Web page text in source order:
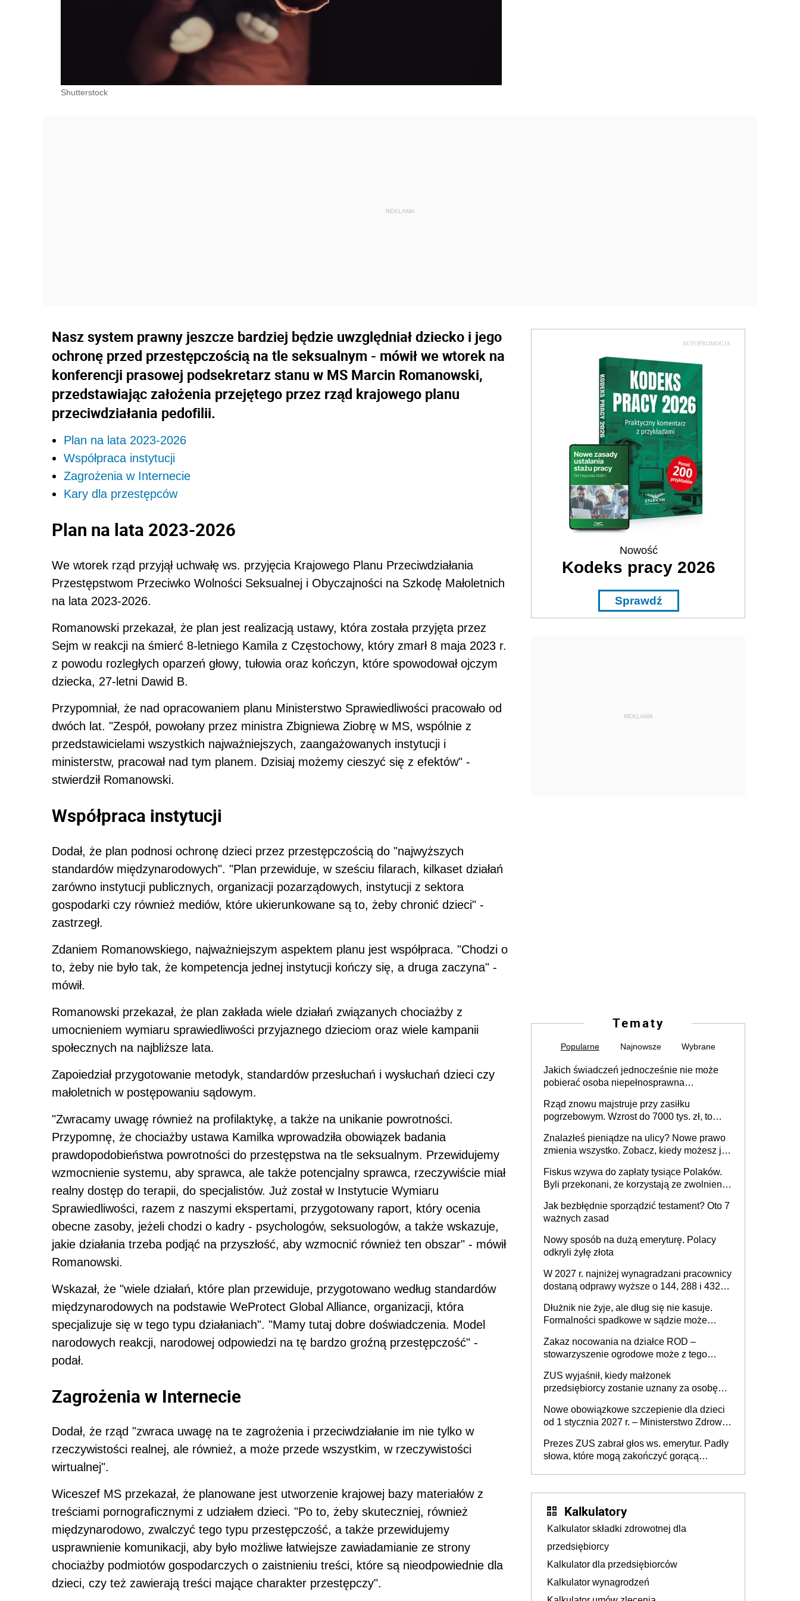
Shutterstock
Nasz system prawny jeszcze bardziej będzie uwzględniał dziecko i jego
ochronę przed przestępczością na tle seksualnym - mówił we wtorek na
konferencji prasowej podsekretarz stanu w MS Marcin Romanowski,
przedstawiając założenia przejętego przez rząd krajowego planu
przeciwdziałania pedofilii.
Plan na lata 2023-2026
Współpraca instytucji
Zagrożenia w Internecie
Kary dla przestępców
Plan na lata 2023-2026
We wtorek rząd przyjął uchwałę ws. przyjęcia Krajowego Planu Przeciwdziałania
Przestępstwom Przeciwko Wolności Seksualnej i Obyczajności na Szkodę Małoletnich
na lata 2023-2026.
Romanowski przekazał, że plan jest realizacją ustawy, która została przyjęta przez
Sejm w reakcji na śmierć 8-letniego Kamila z Częstochowy, który zmarł 8 maja 2023 r.
z powodu rozległych oparzeń głowy, tułowia oraz kończyn, które spowodował ojczym
dziecka, 27-letni Dawid B.
Przypomniał, że nad opracowaniem planu Ministerstwo Sprawiedliwości pracowało od
dwóch lat. "Zespół, powołany przez ministra Zbigniewa Ziobrę w MS, wspólnie z
przedstawicielami wszystkich najważniejszych, zaangażowanych instytucji i
ministerstw, pracował nad tym planem. Dzisiaj możemy cieszyć się z efektów" -
stwierdził Romanowski.
Współpraca instytucji
Dodał, że plan podnosi ochronę dzieci przez przestępczością do "najwyższych
standardów międzynarodowych". "Plan przewiduje, w sześciu filarach, kilkaset działań
zarówno instytucji publicznych, organizacji pozarządowych, instytucji z sektora
gospodarki czy również mediów, które ukierunkowane są to, żeby chronić dzieci" -
zastrzegł.
Zdaniem Romanowskiego, najważniejszym aspektem planu jest współpraca. "Chodzi o
to, żeby nie było tak, że kompetencja jednej instytucji kończy się, a druga zaczyna" -
mówił.
Romanowski przekazał, że plan zakłada wiele działań związanych chociażby z
umocnieniem wymiaru sprawiedliwości przyjaznego dzieciom oraz wiele kampanii
społecznych na najbliższe lata.
Zapoiedział przygotowanie metodyk, standardów przesłuchań i wysłuchań dzieci czy
małoletnich w postępowaniu sądowym.
"Zwracamy uwagę również na profilaktykę, a także na unikanie powrotności.
Przypomnę, że chociażby ustawa Kamilka wprowadziła obowiązek badania
prawdopodobieństwa powrotności do przestępstwa na tle seksualnym. Przewidujemy
wzmocnienie systemu, aby sprawca, ale także potencjalny sprawca, rzeczywiście miał
realny dostęp do terapii, do specjalistów. Już został w Instytucie Wymiaru
Sprawiedliwości, razem z naszymi ekspertami, przygotowany raport, który ocenia
obecne zasoby, jeżeli chodzi o kadry - psychologów, seksuologów, a także wskazuje,
jakie działania trzeba podjąć na przyszłość, aby wzmocnić również ten obszar" - mówił
Romanowski.
Wskazał, że "wiele działań, które plan przewiduje, przygotowano według standardów
międzynarodowych na podstawie WeProtect Global Alliance, organizacji, która
specjalizuje się w tego typu działaniach". "Mamy tutaj dobre doświadczenia. Model
narodowych reakcji, narodowej odpowiedzi na tę bardzo groźną przestępczość" -
podał.
Zagrożenia w Internecie
Dodał, że rząd "zwraca uwagę na te zagrożenia i przeciwdziałanie im nie tylko w
rzeczywistości realnej, ale również, a może przede wszystkim, w rzeczywistości
wirtualnej".
Wiceszef MS przekazał, że planowane jest utworzenie krajowej bazy materiałów z
treściami pornograficznymi z udziałem dzieci. "Po to, żeby skuteczniej, również
międzynarodowo, zwalczyć tego typu przestępczość, a także przewidujemy
usprawnienie komunikacji, aby było możliwe łatwiejsze zawiadamianie ze strony
chociażby podmiotów gospodarczych o zaistnieniu treści, które są nieodpowiednie dla
dzieci, czy też zawierają treści mające charakter przestępczy".
AUTOPROMOCJA
Nowość
Kodeks pracy 2026
Sprawdź
REKLAMA
Tematy
Popularne Najnowsze Wybrane
Jakich świadczeń jednocześnie nie może
pobierać osoba niepełnosprawna
Rząd znowu majstruje przy zasiłku
pogrzebowym. Wzrost do 7000 tys. zł, to
Znalazłeś pieniądze na ulicy? Nowe prawo
zmienia wszystko. Zobacz, kiedy możesz je
Fiskus wzywa do zapłaty tysiące Polaków.
Byli przekonani, że korzystają ze zwolnienia
Jak bezbłędnie sporządzić testament? Oto 7
ważnych zasad
Nowy sposób na dużą emeryturę. Polacy
odkryli żyłę złota
W 2027 r. najniżej wynagradzani pracownicy
dostaną odprawy wyższe o 144, 288 i 432
Dłużnik nie żyje, ale dług się nie kasuje.
Formalności spadkowe w sądzie może
zmarłego
Zakaz nocowania na działce ROD –
stowarzyszenie ogrodowe może z tego
działki (wypowiedzieć dzierżawę)?
ZUS wyjaśnił, kiedy małżonek
przedsiębiorcy zostanie uznany za osobę
Nowe obowiązkowe szczepienie dla dzieci
od 1 stycznia 2027 r. – Ministerstwo Zdrowia
2027 r.
Prezes ZUS zabrał głos ws. emerytur. Padły
słowa, które mogą zakończyć gorącą
Kalkulatory
Kalkulator składki zdrowotnej dla
przedsiębiorcy
Kalkulator dla przedsiębiorców
Kalkulator wynagrodzeń